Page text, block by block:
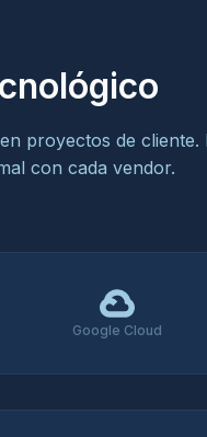
proyectos de cliente.
con cada vendor.
Google Cloud